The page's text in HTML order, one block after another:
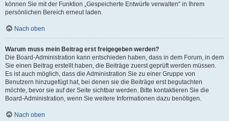
können Sie mit der Funktion „Gespeicherte Entwürfe verwalten“ in Ihrem
persönlichen Bereich erneut laden.
Nach oben
Warum muss mein Beitrag erst freigegeben werden?
Die Board-Administration kann entschieden haben, dass in dem Forum, in dem
Sie einen Beitrag erstellt haben, die Beiträge zuerst geprüft werden müssen.
Es ist auch möglich, dass die Administration Sie zu einer Gruppe von
Benutzern hinzugefügt hat, bei denen sie die Beiträge erst begutachten
möchte, bevor sie auf der Seite sichtbar werden. Bitte kontaktieren Sie die
Board-Administration, wenn Sie weitere Informationen dazu benötigen.
Nach oben